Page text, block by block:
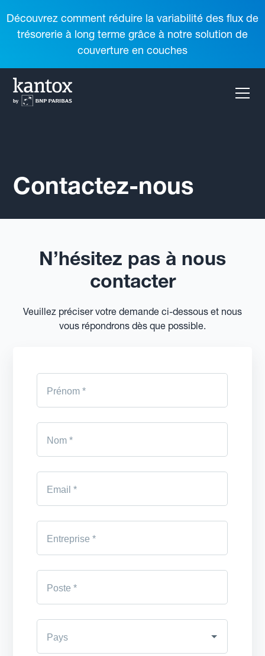
Découvrez comment réduire la variabilité des flux de
trésorerie à long terme grâce à notre solution de
couverture en couches
Contactez-nous
N’hésitez pas à nous
contacter
Veuillez préciser votre demande ci-dessous et nous
vous répondrons dès que possible.